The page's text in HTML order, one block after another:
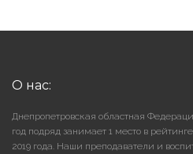
О нас:
Днепропетровская областная
год подряд занимает 1 место в
2019 года. Наши преподаватели и